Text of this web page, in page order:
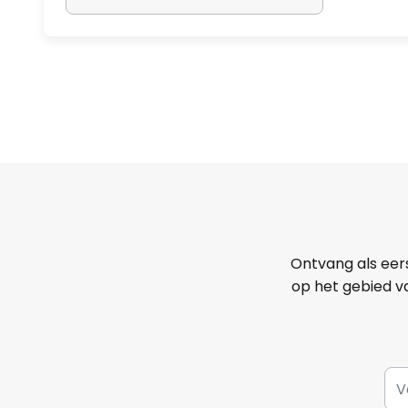
Ontvang als
op het gebied